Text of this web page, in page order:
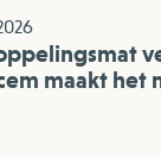
maakt het